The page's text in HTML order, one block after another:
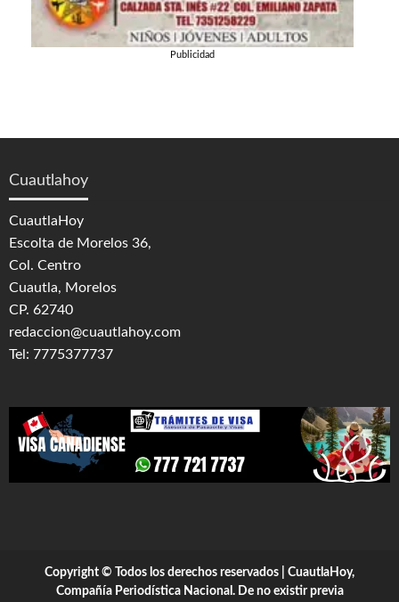
Publicidad
Cuautlahoy
CuautlaHoy
Escolta de Morelos 36,
Col. Centro
Cuautla, Morelos
CP. 62740
redaccion@cuautlahoy.com
Tel: 7775377737
Copyright © Todos los derechos reservados | CuautlaHoy,
Compañía Periodística Nacional. De no existir previa